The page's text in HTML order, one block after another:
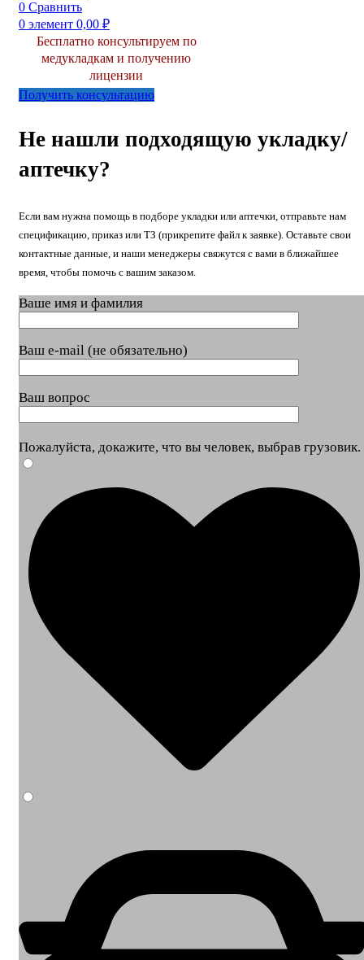
0 Сравнить
0 элемент 0,00 ₽
Бесплатно консультируем по
медукладкам и получению
лицензии
Получить консультацию
Не нашли подходящую укладку/
аптечку?
Если вам нужна помощь в подборе укладки или аптечки, отправьте нам
спецификацию, приказ или ТЗ (прикрепите файл к заявке). Оставьте свои
контактные данные, и наши менеджеры свяжутся с вами в ближайшее
время, чтобы помочь с вашим заказом.
Ваше имя и фамилия
Ваш e-mail (не обязательно)
Ваш вопрос
Пожалуйста, докажите, что вы человек, выбрав грузовик.